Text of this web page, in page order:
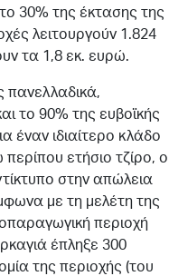
30% της έκτασης της
λειτουργούν 1.824
τα 1,8 εκ. ευρώ.
πανελλαδικά,
το 90% της ευβοϊκής
έναν ιδιαίτερο κλάδο
ετήσιο τζίρο, ο
στην απώλεια
με τη μελέτη της
περιοχή
έπληξε 300
της περιοχής (του